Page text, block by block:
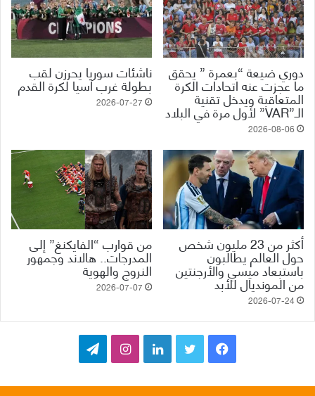
دوري ضيعة “بعمرة ” يحقق
ما عجزت عنه اتحادات الكرة
المتعاقبة ويدخل تقنية
الـ”VAR” لأول مرة في البلاد
2026-08-06
ناشئات سوريا يحرزن لقب
بطولة غرب آسيا لكرة القدم
2026-07-27
أكثر من 23 مليون شخص
حول العالم يطالبون
باستبعاد ميسي والأرجنتين
من المونديال للأبد
2026-07-24
من قوارب “الفايكنغ” إلى
المدرجات.. هالاند وجمهور
النروج والهوية
2026-07-07